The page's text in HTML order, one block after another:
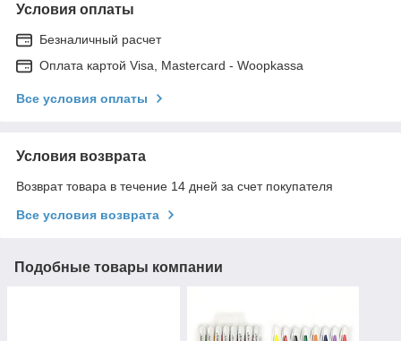
Условия оплаты
Безналичный расчет
Оплата картой Visa, Mastercard - Woopkassa
Все условия оплаты
Условия возврата
Возврат товара в течение 14 дней за счет покупателя
Все условия возврата
Подобные товары компании